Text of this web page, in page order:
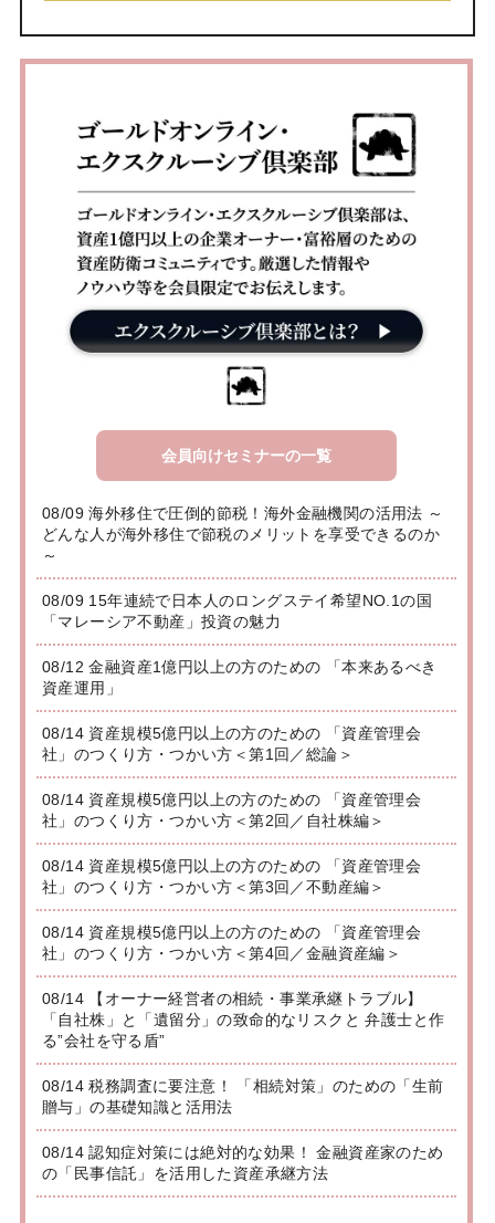
会員向けセミナーの一覧
08/09 海外移住で圧倒的節税！海外金融機関の活用法 ～
どんな人が海外移住で節税のメリットを享受できるのか
～
08/09 15年連続で日本人のロングステイ希望NO.1の国
「マレーシア不動産」投資の魅力
08/12 金融資産1億円以上の方のための 「本来あるべき
資産運用」
08/14 資産規模5億円以上の方のための 「資産管理会
社」のつくり方・つかい方＜第1回／総論＞
08/14 資産規模5億円以上の方のための 「資産管理会
社」のつくり方・つかい方＜第2回／自社株編＞
08/14 資産規模5億円以上の方のための 「資産管理会
社」のつくり方・つかい方＜第3回／不動産編＞
08/14 資産規模5億円以上の方のための 「資産管理会
社」のつくり方・つかい方＜第4回／金融資産編＞
08/14 【オーナー経営者の相続・事業承継トラブル】
「自社株」と「遺留分」の致命的なリスクと 弁護士と作
る”会社を守る盾”
08/14 税務調査に要注意！ 「相続対策」のための「生前
贈与」の基礎知識と活用法
08/14 認知症対策には絶対的な効果！ 金融資産家のため
の「民事信託」を活用した資産承継方法